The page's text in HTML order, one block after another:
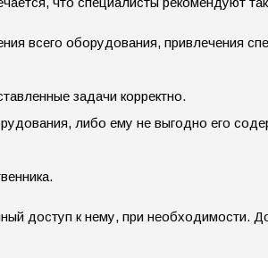
всего оборудования, привлечения
задачи корректно.
либо ему не выгодно его
доступ к нему, при необходимости.